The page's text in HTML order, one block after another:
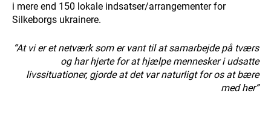
i mere end 150 lokale indsatser/arrangementer for
Silkeborgs ukrainere.
“At vi er et netværk som er vant til at samarbejde på tværs
og har hjerte for at hjælpe mennesker i udsatte
livssituationer, gjorde at det var naturligt for os at bære
med her”